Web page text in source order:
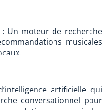
: Un moteur de recherche
musicales
artificielle qui
conversationnel pour